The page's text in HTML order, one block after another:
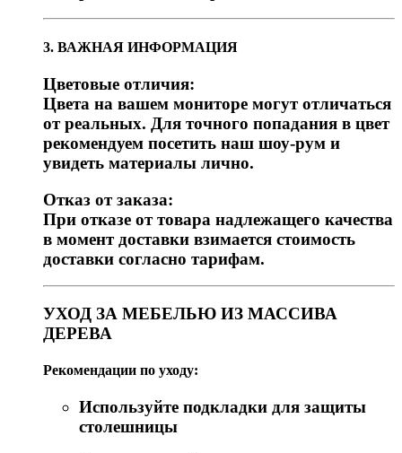
3. ВАЖНАЯ ИНФОРМАЦИЯ
Цветовые отличия:
Цвета на вашем мониторе могут отличаться
от реальных. Для точного попадания в цвет
рекомендуем посетить наш шоу-рум и
увидеть материалы лично.
Отказ от заказа:
При отказе от товара надлежащего качества
в момент доставки взимается стоимость
доставки согласно тарифам.
УХОД ЗА МЕБЕЛЬЮ ИЗ МАССИВА
ДЕРЕВА
Рекомендации по уходу:
Используйте подкладки для защиты
столешницы